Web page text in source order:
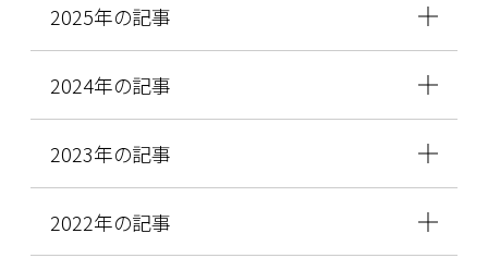
2025年の記事
2024年の記事
2023年の記事
2022年の記事